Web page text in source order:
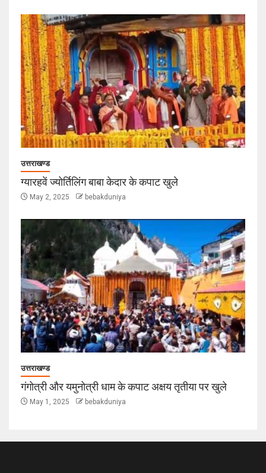
उत्तराखण्ड
ग्यारहवें ज्योर्तिलिंग बाबा केदार के कपाट खुले
May 2, 2025 bebakduniya
उत्तराखण्ड
गंगोत्री और यमुनोत्री धाम के कपाट अक्षय तृतीया पर खुले
May 1, 2025 bebakduniya